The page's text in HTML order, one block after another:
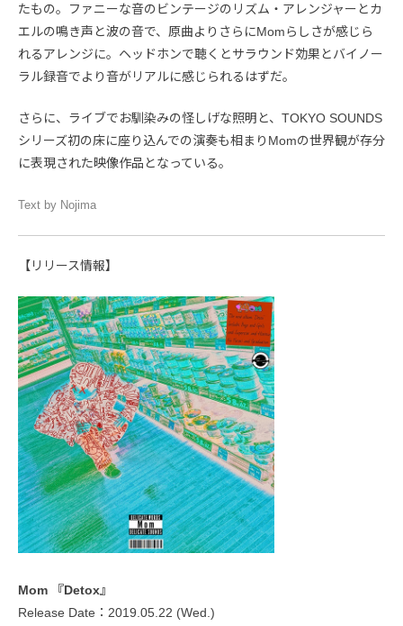
たもの。ファニーな音のビンテージのリズム・アレンジャーとカ
エルの鳴き声と波の音で、原曲よりさらにMomらしさが感じら
れるアレンジに。ヘッドホンで聴くとサラウンド効果とバイノー
ラル録音でより音がリアルに感じられるはずだ。
さらに、ライブでお馴染みの怪しげな照明と、TOKYO SOUNDS
シリーズ初の床に座り込んでの演奏も相まりMomの世界観が存分
に表現された映像作品となっている。
Text by Nojima
【リリース情報】
Mom 『Detox』
Release Date：2019.05.22 (Wed.)